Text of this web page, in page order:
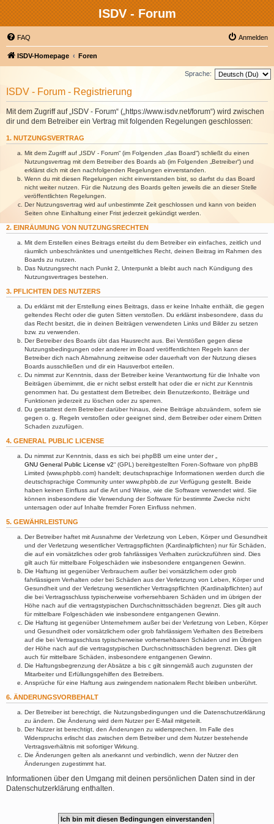
ISDV - Forum
FAQ Anmelden
ISDV-Homepage Foren
Sprache:
ISDV - Forum - Registrierung
Mit dem Zugriff auf „ISDV - Forum“ („https://www.isdv.net/forum“) wird zwischen
dir und dem Betreiber ein Vertrag mit folgenden Regelungen geschlossen:
1. NUTZUNGSVERTRAG
Mit dem Zugriff auf „ISDV - Forum“ (im Folgenden „das Board“) schließt du einen
Nutzungsvertrag mit dem Betreiber des Boards ab (im Folgenden „Betreiber“) und
erklärst dich mit den nachfolgenden Regelungen einverstanden.
Wenn du mit diesen Regelungen nicht einverstanden bist, so darfst du das Board
nicht weiter nutzen. Für die Nutzung des Boards gelten jeweils die an dieser Stelle
veröffentlichten Regelungen.
Der Nutzungsvertrag wird auf unbestimmte Zeit geschlossen und kann von beiden
Seiten ohne Einhaltung einer Frist jederzeit gekündigt werden.
2. EINRÄUMUNG VON NUTZUNGSRECHTEN
Mit dem Erstellen eines Beitrags erteilst du dem Betreiber ein einfaches, zeitlich und
räumlich unbeschränktes und unentgeltliches Recht, deinen Beitrag im Rahmen des
Boards zu nutzen.
Das Nutzungsrecht nach Punkt 2, Unterpunkt a bleibt auch nach Kündigung des
Nutzungsvertrages bestehen.
3. PFLICHTEN DES NUTZERS
Du erklärst mit der Erstellung eines Beitrags, dass er keine Inhalte enthält, die gegen
geltendes Recht oder die guten Sitten verstoßen. Du erklärst insbesondere, dass du
das Recht besitzt, die in deinen Beiträgen verwendeten Links und Bilder zu setzen
bzw. zu verwenden.
Der Betreiber des Boards übt das Hausrecht aus. Bei Verstößen gegen diese
Nutzungsbedingungen oder anderer im Board veröffentlichten Regeln kann der
Betreiber dich nach Abmahnung zeitweise oder dauerhaft von der Nutzung dieses
Boards ausschließen und dir ein Hausverbot erteilen.
Du nimmst zur Kenntnis, dass der Betreiber keine Verantwortung für die Inhalte von
Beiträgen übernimmt, die er nicht selbst erstellt hat oder die er nicht zur Kenntnis
genommen hat. Du gestattest dem Betreiber, dein Benutzerkonto, Beiträge und
Funktionen jederzeit zu löschen oder zu sperren.
Du gestattest dem Betreiber darüber hinaus, deine Beiträge abzuändern, sofern sie
gegen o. g. Regeln verstoßen oder geeignet sind, dem Betreiber oder einem Dritten
Schaden zuzufügen.
4. GENERAL PUBLIC LICENSE
Du nimmst zur Kenntnis, dass es sich bei phpBB um eine unter der „
GNU General Public License v2“ (GPL) bereitgestellten Foren-Software von phpBB
Limited (www.phpbb.com) handelt; deutschsprachige Informationen werden durch die
deutschsprachige Community unter www.phpbb.de zur Verfügung gestellt. Beide
haben keinen Einfluss auf die Art und Weise, wie die Software verwendet wird. Sie
können insbesondere die Verwendung der Software für bestimmte Zwecke nicht
untersagen oder auf Inhalte fremder Foren Einfluss nehmen.
5. GEWÄHRLEISTUNG
Der Betreiber haftet mit Ausnahme der Verletzung von Leben, Körper und Gesundheit
und der Verletzung wesentlicher Vertragspflichten (Kardinalpflichten) nur für Schäden,
die auf ein vorsätzliches oder grob fahrlässiges Verhalten zurückzuführen sind. Dies
gilt auch für mittelbare Folgeschäden wie insbesondere entgangenen Gewinn.
Die Haftung ist gegenüber Verbrauchern außer bei vorsätzlichem oder grob
fahrlässigem Verhalten oder bei Schäden aus der Verletzung von Leben, Körper und
Gesundheit und der Verletzung wesentlicher Vertragspflichten (Kardinalpflichten) auf
die bei Vertragsschluss typischerweise vorhersehbaren Schäden und im übrigen der
Höhe nach auf die vertragstypischen Durchschnittsschäden begrenzt. Dies gilt auch
für mittelbare Folgeschäden wie insbesondere entgangenen Gewinn.
Die Haftung ist gegenüber Unternehmern außer bei der Verletzung von Leben, Körper
und Gesundheit oder vorsätzlichem oder grob fahrlässigem Verhalten des Betreibers
auf die bei Vertragsschluss typischerweise vorhersehbaren Schäden und im Übrigen
der Höhe nach auf die vertragstypischen Durchschnittsschäden begrenzt. Dies gilt
auch für mittelbare Schäden, insbesondere entgangenen Gewinn.
Die Haftungsbegrenzung der Absätze a bis c gilt sinngemäß auch zugunsten der
Mitarbeiter und Erfüllungsgehilfen des Betreibers.
Ansprüche für eine Haftung aus zwingendem nationalem Recht bleiben unberührt.
6. ÄNDERUNGSVORBEHALT
Der Betreiber ist berechtigt, die Nutzungsbedingungen und die Datenschutzerklärung
zu ändern. Die Änderung wird dem Nutzer per E-Mail mitgeteilt.
Der Nutzer ist berechtigt, den Änderungen zu widersprechen. Im Falle des
Widerspruchs erlischt das zwischen dem Betreiber und dem Nutzer bestehende
Vertragsverhältnis mit sofortiger Wirkung.
Die Änderungen gelten als anerkannt und verbindlich, wenn der Nutzer den
Änderungen zugestimmt hat.
Informationen über den Umgang mit deinen persönlichen Daten sind in der
Datenschutzerklärung enthalten.